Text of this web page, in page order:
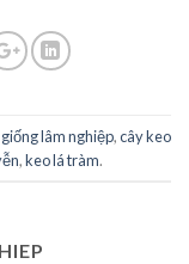
lâm nghiệp,cây keo
,keo lá tràm.